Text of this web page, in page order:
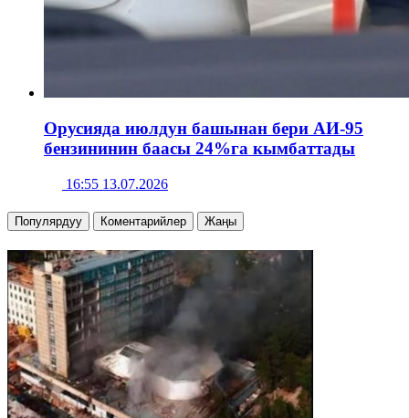
Орусияда июлдун башынан бери АИ-95
бензининин баасы 24%га кымбаттады
16:55 13.07.2026
Популярдуу Коментарийлер Жаңы